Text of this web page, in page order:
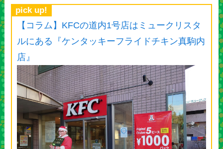
pick up!
【コラム】KFCの道内1号店はミュークリスタ
ルにある『ケンタッキーフライドチキン真駒内
店』